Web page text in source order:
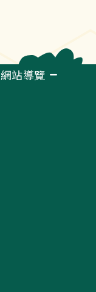
網站導覽